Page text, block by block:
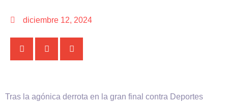
diciembre 12, 2024
Tras la agónica derrota en la gran final contra Deportes